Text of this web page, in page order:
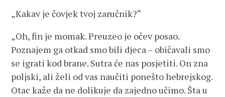
„Kakav je čovjek tvoj zaručnik?“
„Oh, fin je momak. Preuzeo je očev posao.
Poznajem ga otkad smo bili djeca – običavali smo
se igrati kod brane. Sutra će nas posjetiti. On zna
poljski, ali želi od vas naučiti ponešto hebrejskog.
Otac kaže da ne dolikuje da zajedno učimo. Šta u